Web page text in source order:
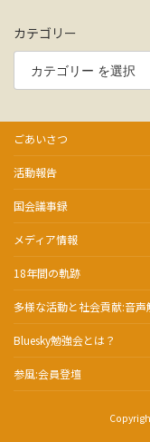
カテゴリー
ごあいさつ
活動報告
国会議事録
メディア情報
18年間の軌跡
多様な活動と社会貢献:音声
Bluesky勉強会とは？
参風:会員登壇